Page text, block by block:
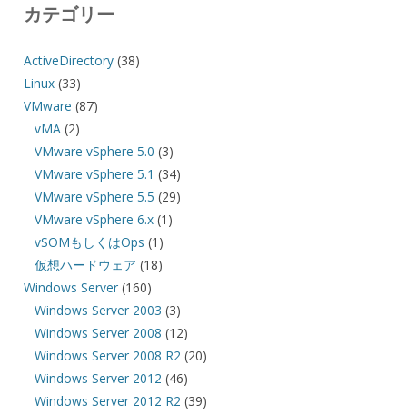
カテゴリー
ActiveDirectory(38)
Linux(33)
VMware (87)
vMA (2)
VMware vSphere 5.0 (3)
VMware vSphere 5.1 (34)
VMware vSphere 5.5 (29)
VMware vSphere 6.x (1)
vSOMもしくはOps (1)
仮想ハードウェア (18)
Windows Server(160)
Windows Server 2003 (3)
Windows Server 2008 (12)
Windows Server 2008 R2 (20)
Windows Server 2012 (46)
Windows Server 2012 R2 (39)